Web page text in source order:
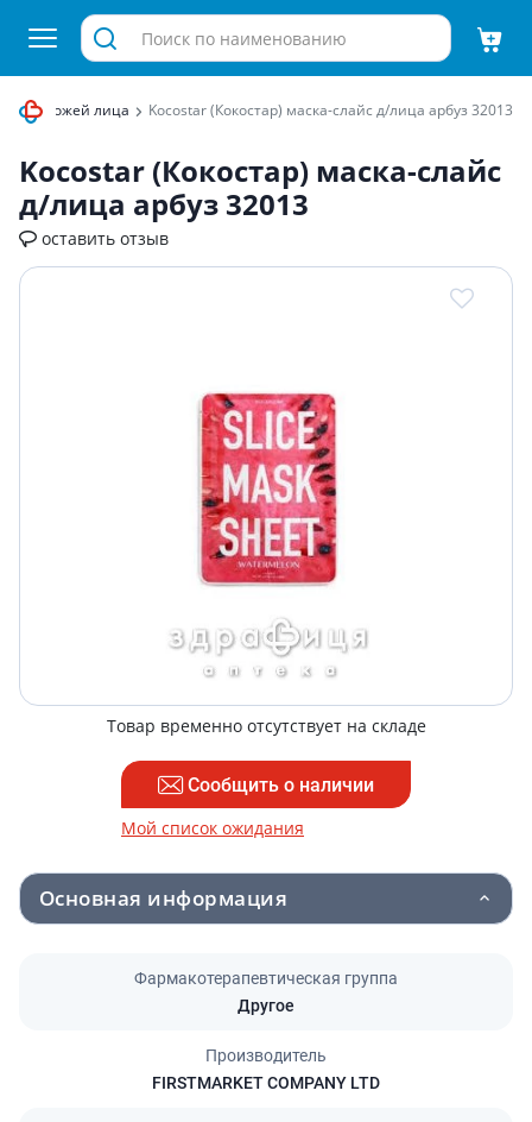
за кожей лица Kocostar (Кокостар) маска-слайс д/лица арбуз 32013
Kocostar (Кокостар) маска-слайс
д/лица арбуз 32013
оставить отзыв
Товар временно отсутствует на складе
Сообщить о наличии
Мой список ожидания
Основная информация
Фармакотерапевтическая группа
Другое
Производитель
FIRSTMARKET COMPANY LTD